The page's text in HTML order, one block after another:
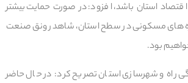
استان باشد، افزود: در صورت حمایت بیشتر
های مسکونی در سطح استان، شاهد رونق صنعت
بود.
و شهرسازی استان تصریح کرد: در حال حاضر